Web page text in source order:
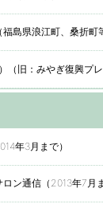
島県浪江町、桑折町
（旧：みやぎ復興プレ
年3月まで）
ン通信（2013年7月